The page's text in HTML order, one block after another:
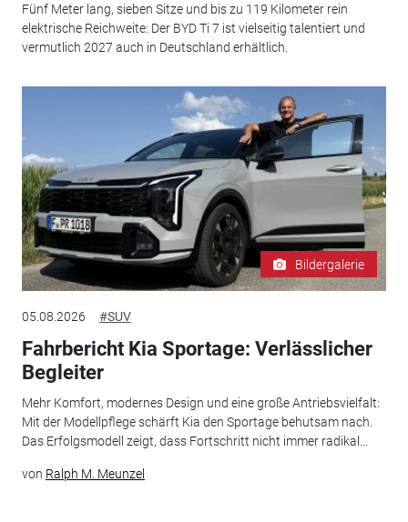
Fünf Meter lang, sieben Sitze und bis zu 119 Kilometer rein
elektrische Reichweite: Der BYD Ti 7 ist vielseitig talentiert und
vermutlich 2027 auch in Deutschland erhältlich.
Bildergalerie
05.08.2026 #SUV
Fahrbericht Kia Sportage: Verlässlicher
Begleiter
Mehr Komfort, modernes Design und eine große Antriebsvielfalt:
Mit der Modellpflege schärft Kia den Sportage behutsam nach.
Das Erfolgsmodell zeigt, dass Fortschritt nicht immer radikal...
von Ralph M. Meunzel